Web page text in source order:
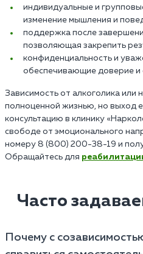
индивидуальные и
изменение мышления и
поддержка после
позволяющая закрепить
конфиденциальность и
обеспечивающие доверие и
Зависимость от алкоголика или
полноценной жизнью, но выход
консультацию в клинику
свободе от эмоционального
номеру 8 (800) 200-38-19 и
Обращайтесь для
Часто
Почему с